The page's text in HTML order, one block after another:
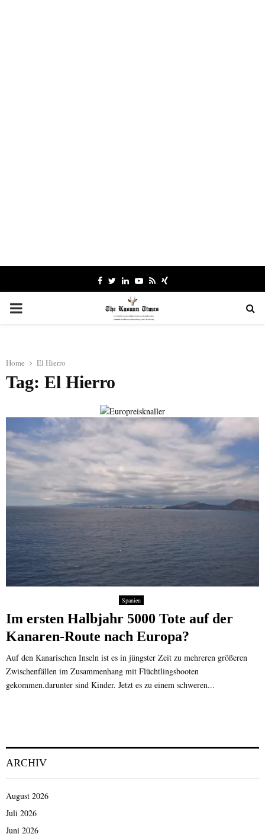
Facebook
TwitterLinkedinYoutube
RssXing
PRIMARY
Home El Hierro
Tag: El Hierro
Spanien
Im ersten Halbjahr 5000 Tote auf der
Kanaren-Route nach Europa?
Auf den Kanarischen Inseln ist es in jüngster Zeit zu mehreren größeren
Zwischenfällen im Zusammenhang mit Flüchtlingsbooten
gekommen.darunter sind Kinder. Jetzt es zu einem schweren...
ARCHIV
August 2026
Juli 2026
Juni 2026